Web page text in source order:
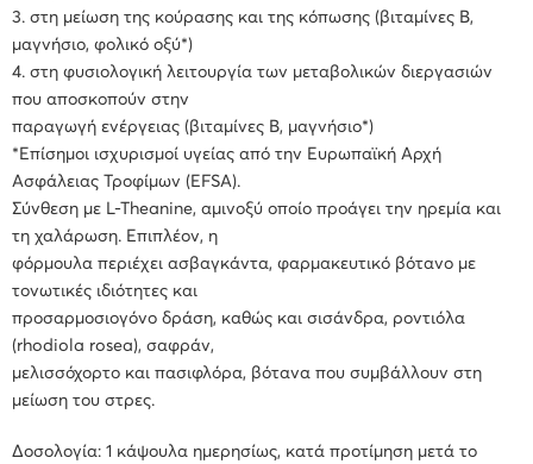
3. στη μείωση της κούρασης και της κόπωσης (βιταμίνες Β,
μαγνήσιο, φολικό οξύ*)
4. στη φυσιολογική λειτουργία των μεταβολικών διεργασιών
που αποσκοπούν στην
παραγωγή ενέργειας (βιταμίνες Β, μαγνήσιο*)
*Επίσημοι ισχυρισμοί υγείας από την Eυρωπαϊκή Αρχή
Ασφάλειας Τροφίμων (EFSA).
Σύνθεση με L-Theanine, αμινοξύ οποίο προάγει την ηρεμία και
τη χαλάρωση. Επιπλέον, η
φόρμουλα περιέχει ασβαγκάντα, φαρμακευτικό βότανο με
τονωτικές ιδιότητες και
προσαρμοσιογόνο δράση, καθώς και σισάνδρα, ροντιόλα
(rhodiola rosea), σαφράν,
μελισσόχορτο και πασιφλόρα, βότανα που συμβάλλουν στη
μείωση του στρες.
Δοσολογία: 1 κάψουλα ημερησίως, κατά προτίμηση μετά το